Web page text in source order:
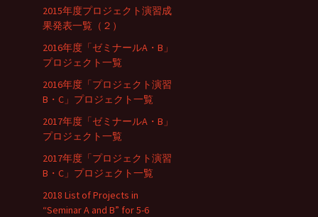
2015年度プロジェクト演習成
果発表一覧（２）
2016年度「ゼミナールA・B」
プロジェクト一覧
2016年度「プロジェクト演習
B・C」プロジェクト一覧
2017年度「ゼミナールA・B」
プロジェクト一覧
2017年度「プロジェクト演習
B・C」プロジェクト一覧
2018 List of Projects in
“Seminar A and B” for 5-6